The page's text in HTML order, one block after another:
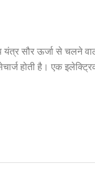
सौर ऊर्जा से चलने
होती है। एक